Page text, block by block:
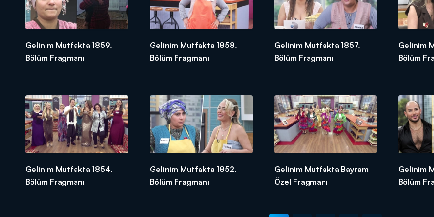
Gelinim Mutfakta 1859.
Bölüm Fragmanı
Gelinim Mutfakta 1858.
Bölüm Fragmanı
Gelinim Mutfakta 1857.
Bölüm Fragmanı
Gelinim
Bölüm
Gelinim Mutfakta 1854.
Bölüm Fragmanı
Gelinim Mutfakta 1852.
Bölüm Fragmanı
Gelinim Mutfakta Bayram
Özel Fragmanı
Gelinim
Bölüm